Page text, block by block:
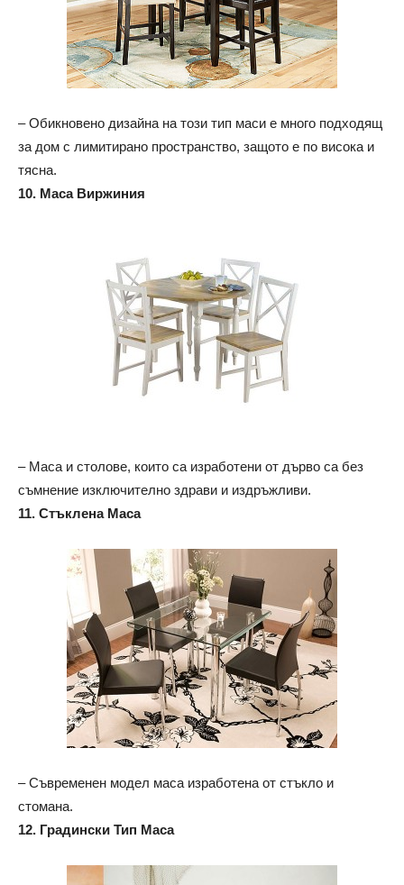
– Обикновено дизайна на този тип маси е много подходящ
за дом с лимитирано пространство, защото е по висока и
тясна.
10. Маса Виржиния
– Маса и столове, които са изработени от дърво са без
съмнение изключително здрави и издръжливи.
11. Стъклена Маса
– Съвременен модел маса изработена от стъкло и
стомана.
12. Градински Тип Маса